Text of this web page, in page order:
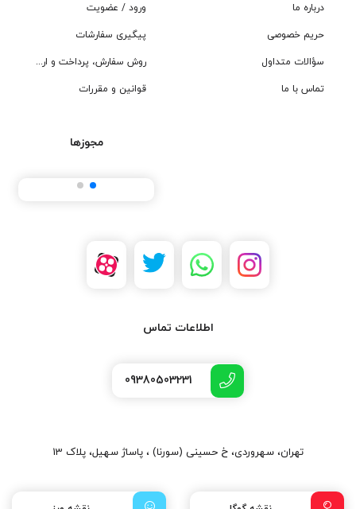
درباره ما
حریم خصوصی
سؤالات متداول
تماس با ما
ورود / عضویت
پیگیری سفارشات
روش سفارش، پرداخت و ارسال
قوانین و مقررات
مجوزها
اطلاعات تماس
09380503231
تهران، سهروردی، خ حسینی (سورنا) ، پاساژ سهیل، پلاک 13